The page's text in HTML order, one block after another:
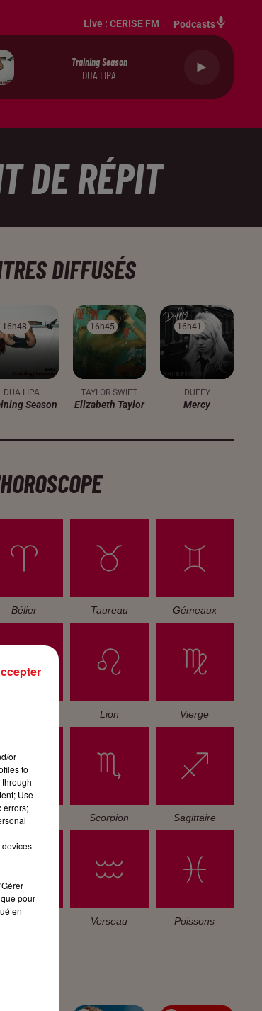
Live : CERISE FM Podcasts
Training Season
DUA LIPA
DE RÉPIT
DIFFUSÉS
16h48
16h48
DUA LIPA
Season
16h45
16h45
TAYLOR SWIFT
Elizabeth Taylor
16h41
16h41
DUFFY
Mercy
Bélier Taureau Gémeaux
Lion Vierge
Balance Scorpion Sagittaire
Verseau Poissons
or
to
Use
errors;
devices
pour
en